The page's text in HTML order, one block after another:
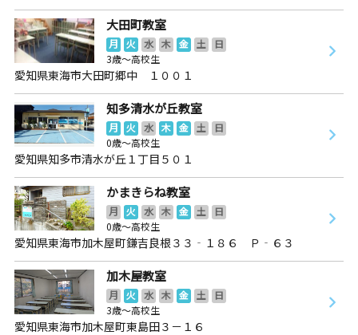
大田町教室
月 火 水 木 金 土
日
3歳～高校生
愛知県東海市大田町郷中 １００１
知多清水が丘教室
月 火 水 木 金 土
日
0歳～高校生
愛知県知多市清水が丘１丁目５０１
かまきらね教室
月 火 水 木 金 土
日
0歳～高校生
愛知県東海市加木屋町鎌吉良根３３‐１８６ Ｐ‐６３
加木屋教室
月 火 水 木 金 土
日
3歳～高校生
愛知県東海市加木屋町東島田３－１６